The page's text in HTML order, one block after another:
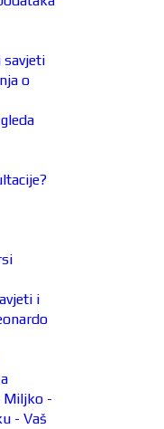
savjeti
o
i
Miljko -
- Vaš